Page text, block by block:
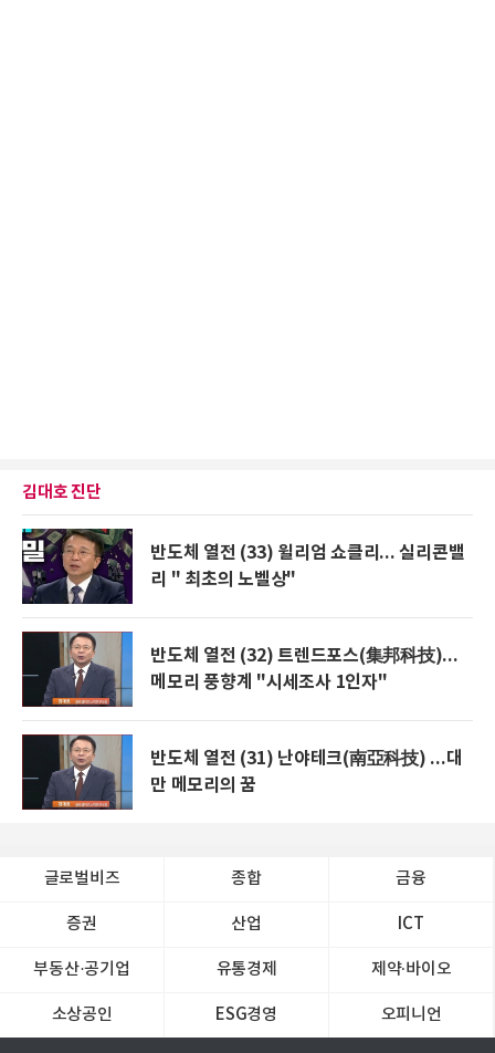
김대호 진단
반도체 열전 (33) 윌리엄 쇼클리... 실리콘밸
리 " 최초의 노벨상"
반도체 열전 (32) 트렌드포스(集邦科技)...
메모리 풍향계 "시세조사 1인자"
반도체 열전 (31) 난야테크(南亞科技) ...대
만 메모리의 꿈
글로벌비즈 종합 금융
증권 산업 ICT
부동산·공기업 유통경제 제약∙바이오
소상공인 ESG경영 오피니언